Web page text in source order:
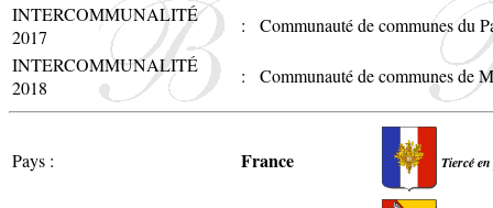
INTERCOMMUNALITÉ
2017
:
Communauté de communes du
INTERCOMMUNALITÉ
2018
: Communauté de communes de
Pays : France Tiercé